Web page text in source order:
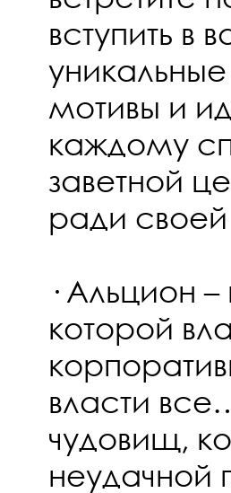
вступить в
мотивы и
каждому
заветной
ради своей
· Альцион
которой
власти
чудовищ,
неудачной